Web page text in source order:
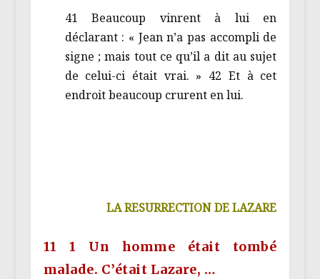
41 Beaucoup vinrent à lui en
déclarant : « Jean n’a pas accompli de
signe ; mais tout ce qu’il a dit au sujet
de celui-ci était vrai. » 42 Et à cet
endroit beaucoup crurent en lui.
LA RESURRECTION DE LAZARE
11 1 Un homme était tombé
malade. C’était Lazare, …